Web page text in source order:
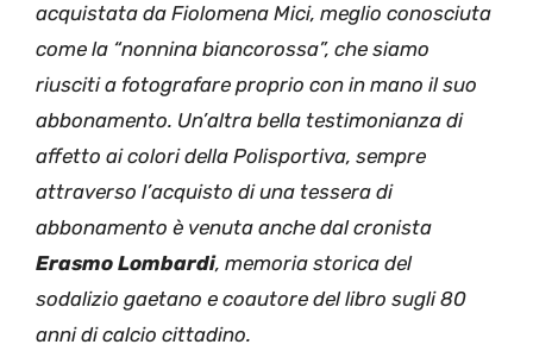
acquistata da Fiolomena Mici, meglio conosciuta
come la “nonnina biancorossa”, che siamo
riusciti a fotografare proprio con in mano il suo
abbonamento. Un’altra bella testimonianza di
affetto ai colori della Polisportiva, sempre
attraverso l’acquisto di una tessera di
abbonamento è venuta anche dal cronista
Erasmo Lombardi, memoria storica del
sodalizio gaetano e coautore del libro sugli 80
anni di calcio cittadino.